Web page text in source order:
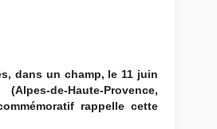
dans un champ, le 11 juin
de-Haute-Provence,
rappelle cette